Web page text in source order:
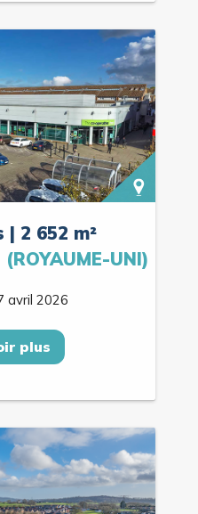
| 2 652 m²
(ROYAUME-UNI)
avril 2026
plus